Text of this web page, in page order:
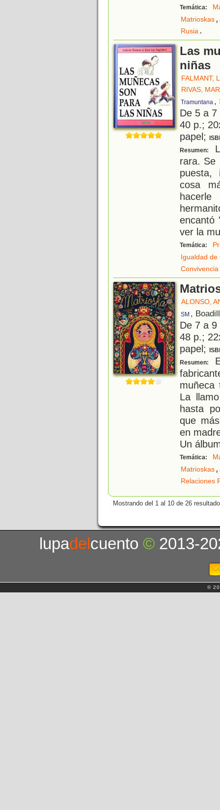
Temática:
Matrioskas,
Rusia.
Las
niñas
FALMANT,
RIVAS,
Tramuntana ,
De 5 a
40 p.;
papel;
Resumen:
rara. Se
puesta,
cosa
encantó
ver la
Temática:
Igualdad de
Convivencia
ALONSO,
SM ,
De 7 a
48 p.;
papel;
Resumen:
muñeca
La
hasta
que
en
Un
Temática:
Matrioskas,
Relaciones
Mostrando del 1 al 10 de 26
lupadelcuento© 2013-
©